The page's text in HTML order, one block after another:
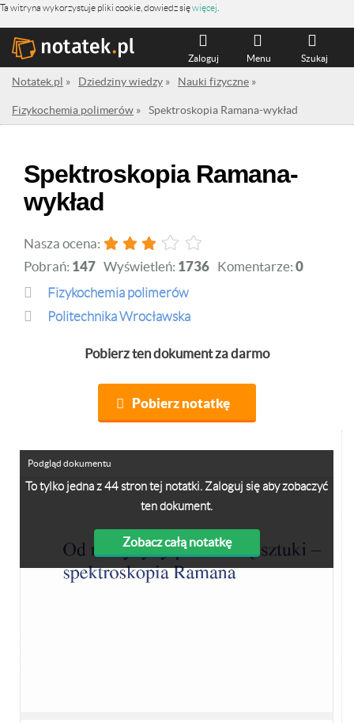
Ta witryna wykorzystuje pliki cookie, dowiedz sięwięcej
Szukaj
Menu
Zaloguj
Notatek.pl » Dziedziny wiedzy » Nauki fizyczne »
Fizykochemia polimerów » Spektroskopia Ramana-wykład
Spektroskopia Ramana-
wykład
Nasza ocena:
Pobrań: 147 Wyświetleń: 1736 Komentarze: 0
Fizykochemia polimerów
Politechnika Wrocławska
Pobierz ten dokument za darmo
Pobierz notatkę
To tylko jedna z 44 stron tej notatki. Zaloguj się aby zobaczyć
ten dokument.
Zobacz całą notatkę
Podgląd dokumentu